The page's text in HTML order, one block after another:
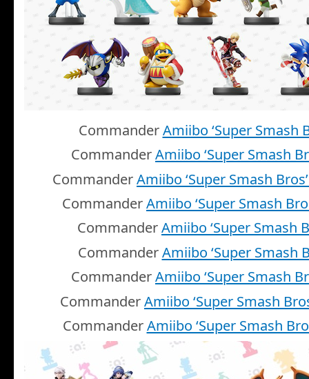
CommanderAmiibo ‘Super Smash
CommanderAmiibo ‘Super Smash
CommanderAmiibo ‘Super Smash
CommanderAmiibo ‘Super Smash
CommanderAmiibo ‘Super Smash
CommanderAmiibo ‘Super Smash
CommanderAmiibo ‘Super Smash
CommanderAmiibo ‘Super Smash
CommanderAmiibo ‘Super Smash